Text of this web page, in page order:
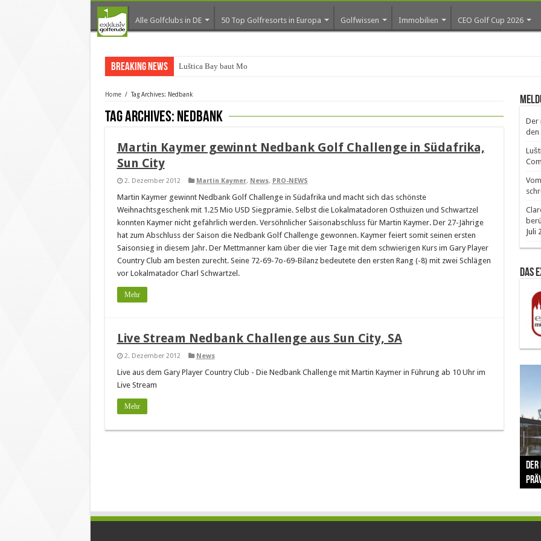
Alle Golfclubs in DE 50 Top Golfresorts in Europa Golfwissen Immobilien CEO Golf Cup 2026
Breaking News Luštica Bay baut Montenegro
Home / Tag Archives: Nedbank
Tag Archives: Nedbank
Martin Kaymer gewinnt Nedbank Golf Challenge in Südafrika,
Sun City
2. Dezember 2012 Martin Kaymer, News, PRO-NEWS
Martin Kaymer gewinnt Nedbank Golf Challenge in Südafrika und macht sich das schönste
Weihnachtsgeschenk mit 1.25 Mio USD Siegprämie. Selbst die Lokalmatadoren Osthuizen und Schwartzel
konnten Kaymer nicht gefährlich werden. Versöhnlicher Saisonabschluss für Martin Kaymer. Der 27-Jährige
hat zum Abschluss der Saison die Nedbank Golf Challenge gewonnen. Kaymer feiert somit seinen ersten
Saisonsieg in diesem Jahr. Der Mettmanner kam über die vier Tage mit dem schwierigen Kurs im Gary Player
Country Club am besten zurecht. Seine 72-69-7o-69-Bilanz bedeutete den ersten Rang (-8) mit zwei Schlägen
vor Lokalmatador Charl Schwartzel.
Mehr
Live Stream Nedbank Challenge aus Sun City, SA
2. Dezember 2012 News
Live aus dem Gary Player Country Club - Die Nedbank Challenge mit Martin Kaymer in Führung ab 10 Uhr im
Live Stream
Mehr
Der
den
Juli
Das
The